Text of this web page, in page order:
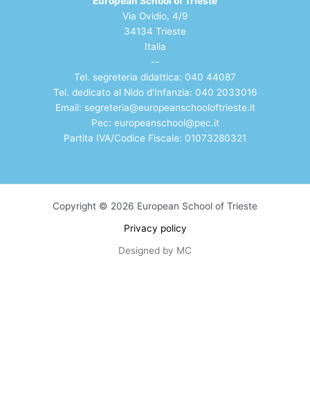
Via Ovidio, 4/9
34134 Trieste
Italia
--
Tel. segreteria didattica: 040 44087
Tel. dedicato al Nido d'Infanzia: 040 2033016
Email: segreteria@europeanschooloftrieste.it
Pec: europeanschool@pec.it
Partita IVA/Codice Fiscale: 01073280321
Copyright © 2026 European School of Trieste
Privacy policy
Designed by MC